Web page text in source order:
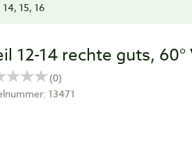
15, 16
12-14 rechte guts,
13471